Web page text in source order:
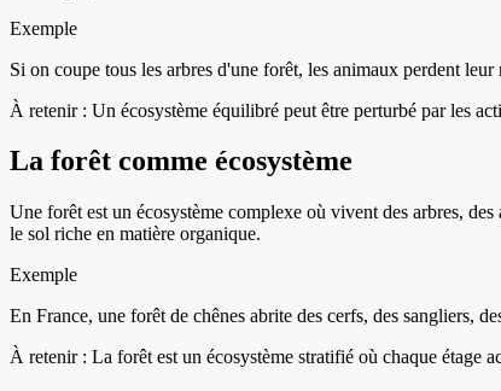
Exemple
Si on coupe tous les arbres d'une forêt, les animaux perdent
À retenir : Un écosystème équilibré peut être perturbé par les
La forêt comme écosystème
Une forêt est un écosystème complexe où vivent des arbres,
le sol riche en matière organique.
Exemple
En France, une forêt de chênes abrite des cerfs, des sangliers,
À retenir : La forêt est un écosystème stratifié où chaque étage